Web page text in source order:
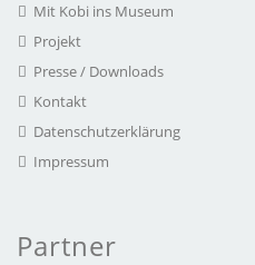
Mit Kobi ins Museum
Projekt
Presse / Downloads
Kontakt
Datenschutzerklärung
Impressum
Partner